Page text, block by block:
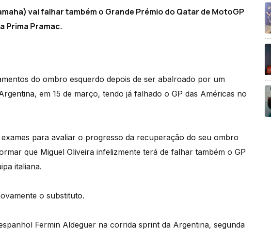
vai falhar também o Grande Prémio do Qatar de MotoGP
Prima Pramac.
do ombro esquerdo depois de ser abalroado por um
em 15 de março, tendo já falhado o GP das Américas no
para avaliar o progresso da recuperação do seu ombro
que Miguel Oliveira infelizmente terá de falhar também o GP
italiana.
o substituto.
Fermin Aldeguer na corrida sprint da Argentina, segunda